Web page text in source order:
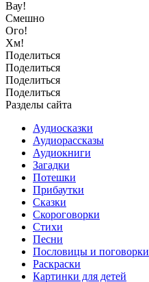
Вау!
Смешно
Ого!
Хм!
Поделиться
Поделиться
Поделиться
Поделиться
Разделы сайта
Аудиосказки
Аудиорассказы
Аудиокниги
Загадки
Потешки
Прибаутки
Сказки
Скороговорки
Стихи
Песни
Пословицы и поговорки
Раскраски
Картинки для детей